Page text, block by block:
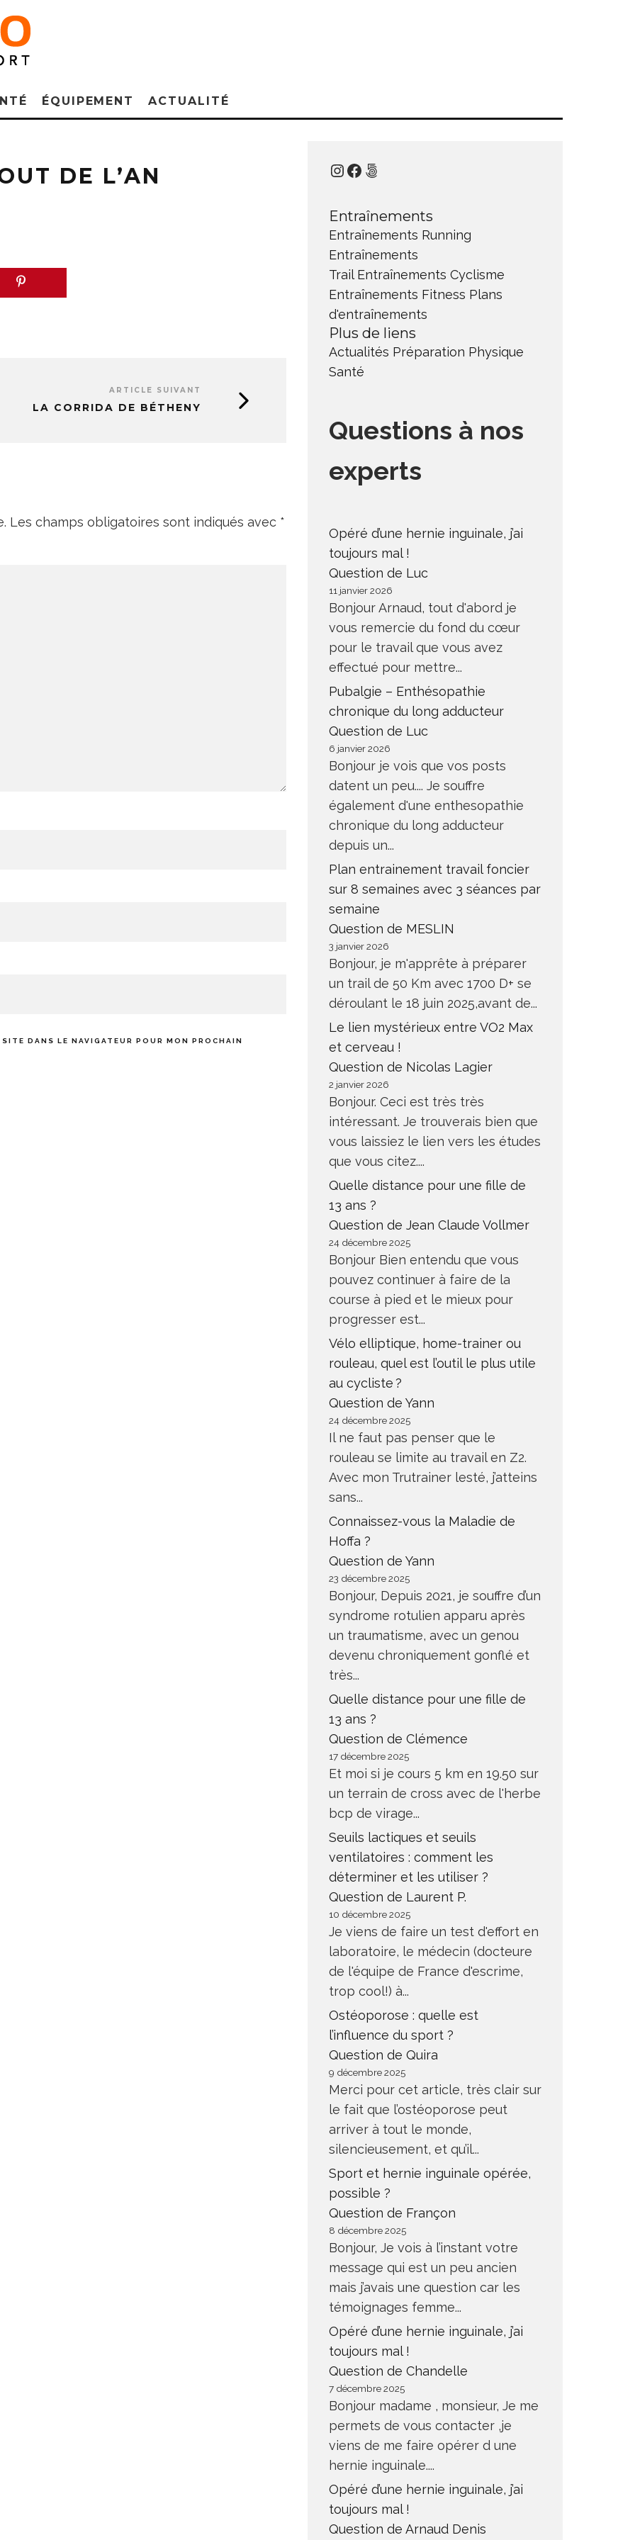
ÉQUIPEMENT ACTUALITÉ
DE L’AN
ARTICLE SUIVANT
LA CORRIDA DE BÉTHENY
Les champs obligatoires sont indiqués avec *
DANS LE NAVIGATEUR POUR MON PROCHAIN
Instagram
Facebook
500px
Entraînements
Entraînements Running
Entraînements
Trail Entraînements Cyclisme
Entraînements Fitness Plans
d'entraînements
Plus de liens
Actualités Préparation Physique
Santé
Questions à nos
experts
Opéré d’une hernie inguinale, j’ai
toujours mal !
Question de Luc
11 janvier 2026
Bonjour Arnaud, tout d'abord je
vous remercie du fond du cœur
pour le travail que vous avez
effectué pour mettre...
Pubalgie – Enthésopathie
chronique du long adducteur
Question de Luc
6 janvier 2026
Bonjour je vois que vos posts
datent un peu.... Je souffre
également d'une enthesopathie
chronique du long adducteur
depuis un...
Plan entrainement travail foncier
sur 8 semaines avec 3 séances par
semaine
Question de MESLIN
3 janvier 2026
Bonjour, je m'apprête à préparer
un trail de 50 Km avec 1700 D+ se
déroulant le 18 juin 2025,avant de...
Le lien mystérieux entre VO2 Max
et cerveau !
Question de Nicolas Lagier
2 janvier 2026
Bonjour. Ceci est très très
intéressant. Je trouverais bien que
vous laissiez le lien vers les études
que vous citez....
Quelle distance pour une fille de
13 ans ?
Question de Jean Claude Vollmer
24 décembre 2025
Bonjour Bien entendu que vous
pouvez continuer à faire de la
course à pied et le mieux pour
progresser est...
Vélo elliptique, home-trainer ou
rouleau, quel est l’outil le plus utile
au cycliste ?
Question de Yann
24 décembre 2025
Il ne faut pas penser que le
rouleau se limite au travail en Z2.
Avec mon Trutrainer lesté, j’atteins
sans...
Connaissez-vous la Maladie de
Hoffa ?
Question de Yann
23 décembre 2025
Bonjour, Depuis 2021, je souffre d’un
syndrome rotulien apparu après
un traumatisme, avec un genou
devenu chroniquement gonflé et
très...
Quelle distance pour une fille de
13 ans ?
Question de Clémence
17 décembre 2025
Et moi si je cours 5 km en 19.50 sur
un terrain de cross avec de l'herbe
bcp de virage...
Seuils lactiques et seuils
ventilatoires : comment les
déterminer et les utiliser ?
Question de Laurent P.
10 décembre 2025
Je viens de faire un test d'effort en
laboratoire, le médecin (docteure
de l'équipe de France d'escrime,
trop cool!) à...
Ostéoporose : quelle est
l’influence du sport ?
Question de Quira
9 décembre 2025
Merci pour cet article, très clair sur
le fait que l’ostéoporose peut
arriver à tout le monde,
silencieusement, et qu’il...
Sport et hernie inguinale opérée,
possible ?
Question de Françon
8 décembre 2025
Bonjour, Je vois à l’instant votre
message qui est un peu ancien
mais j’avais une question car les
témoignages femme...
Opéré d’une hernie inguinale, j’ai
toujours mal !
Question de Chandelle
7 décembre 2025
Bonjour madame , monsieur, Je me
permets de vous contacter ,je
viens de me faire opérer d une
hernie inguinale....
Opéré d’une hernie inguinale, j’ai
toujours mal !
Question de Arnaud Denis